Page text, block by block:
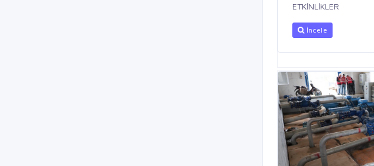
ETKİNLİKLER
İncele